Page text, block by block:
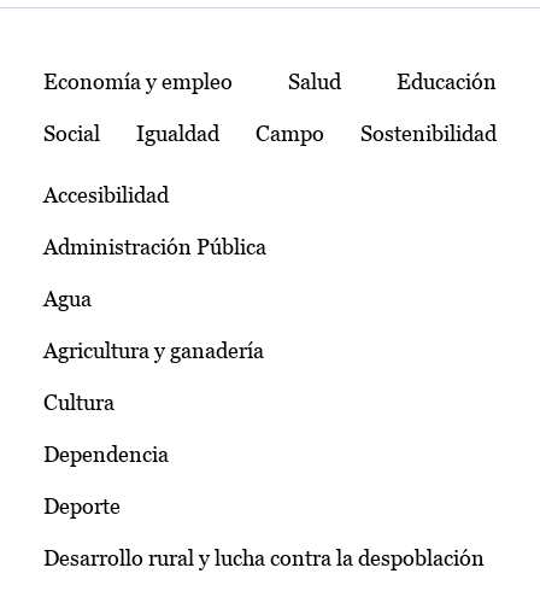
Temas
Economía y empleo Salud Educación
Social Igualdad Campo Sostenibilidad
Accesibilidad
Administración Pública
Agua
Agricultura y ganadería
Cultura
Dependencia
Deporte
Desarrollo rural y lucha contra la despoblación